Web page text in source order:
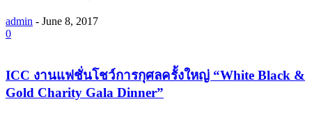
admin - June 8, 2017
0
ICC งานแฟชั่นโชว์การกุศลครั้งใหญ่ “White Black &
Gold Charity Gala Dinner”